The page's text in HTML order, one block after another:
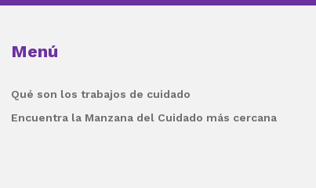
Menú
Qué son los trabajos de cuidado
Encuentra la Manzana del Cuidado más cercana